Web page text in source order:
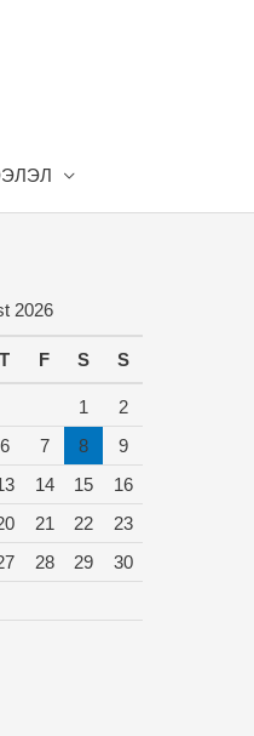
2026
T F S S
1
2
6 7 8
9
14 15
16
21 22
23
28 29
30